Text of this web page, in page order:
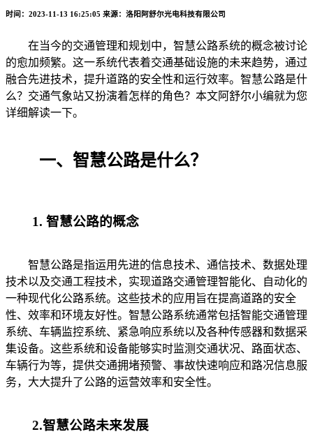
时间：2023-11-13 16:25:05 来源：洛阳阿舒尔光电科技有限公司
在当今的交通管理和规划中，智慧公路系统的概念被讨论
的愈加频繁。这一系统代表着交通基础设施的未来趋势，通过
融合先进技术，提升道路的安全性和运行效率。智慧公路是什
么？交通气象站又扮演着怎样的角色？本文阿舒尔小编就为您
详细解读一下。
一、智慧公路是什么？
1. 智慧公路的概念
智慧公路是指运用先进的信息技术、通信技术、数据处理
技术以及交通工程技术，实现道路交通管理智能化、自动化的
一种现代化公路系统。这些技术的应用旨在提高道路的安全
性、效率和环境友好性。智慧公路系统通常包括智能交通管理
系统、车辆监控系统、紧急响应系统以及各种传感器和数据采
集设备。这些系统和设备能够实时监测交通状况、路面状态、
车辆行为等，提供交通拥堵预警、事故快速响应和路况信息服
务，大大提升了公路的运营效率和安全性。
2.智慧公路未来发展